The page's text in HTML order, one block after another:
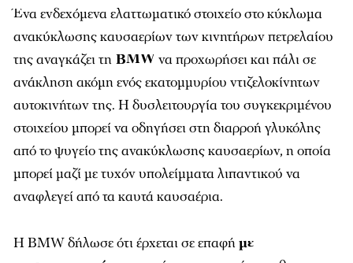
Ένα ενδεχόμενα ελαττωματικό στοιχείο στο κύκλωμα
ανακύκλωσης καυσαερίων των κινητήρων πετρελαίου
της αναγκάζει τη BMW να προχωρήσει και πάλι σε
ανάκληση ακόμη ενός εκατομμυρίου ντιζελοκίνητων
αυτοκινήτων της. Η δυσλειτουργία του συγκεκριμένου
στοιχείου μπορεί να οδηγήσει στη διαρροή γλυκόλης
από το ψυγείο της ανακύκλωσης καυσαερίων, η οποία
μπορεί μαζί με τυχόν υπολείμματα λιπαντικού να
αναφλεγεί από τα καυτά καυσαέρια.
Η BMW δήλωσε ότι έρχεται σε επαφήμε